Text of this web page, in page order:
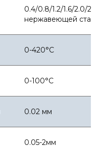
0.4/0.8/1.2/1.6/2.0/
нержавеющей стали
0-420°C
0-100°C
0.02 мм
0.05-2мм